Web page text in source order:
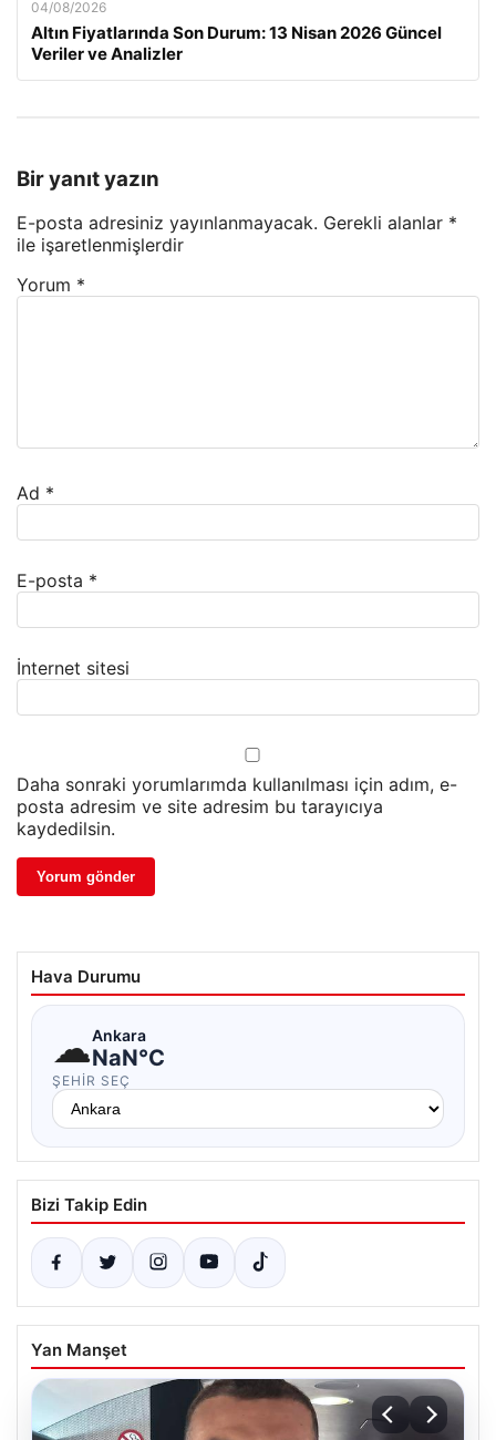
04/08/2026
Altın Fiyatlarında Son Durum: 13 Nisan 2026 Güncel
Veriler ve Analizler
Bir yanıt yazın
E-posta adresiniz yayınlanmayacak. Gerekli alanlar *
ile işaretlenmişlerdir
Yorum *
Ad *
E-posta *
İnternet sitesi
Daha sonraki yorumlarımda kullanılması için adım, e-
posta adresim ve site adresim bu tarayıcıya
kaydedilsin.
Hava Durumu
☁Ankara
NaN°C
ŞEHIR SEÇ
Bizi Takip Edin
Yan Manşet